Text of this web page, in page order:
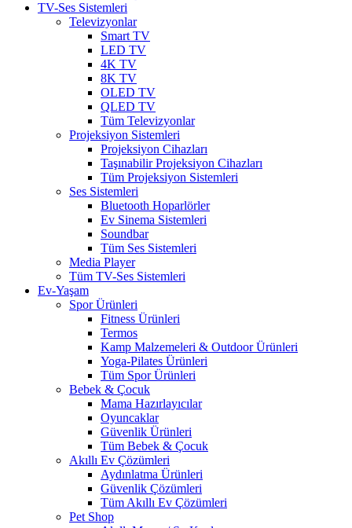
TV-Ses Sistemleri
Televizyonlar
Smart TV
LED TV
4K TV
8K TV
OLED TV
QLED TV
Tüm Televizyonlar
Projeksiyon Sistemleri
Projeksiyon Cihazları
Taşınabilir Projeksiyon Cihazları
Tüm Projeksiyon Sistemleri
Ses Sistemleri
Bluetooth Hoparlörler
Ev Sinema Sistemleri
Soundbar
Tüm Ses Sistemleri
Media Player
Tüm TV-Ses Sistemleri
Ev-Yaşam
Spor Ürünleri
Fitness Ürünleri
Termos
Kamp Malzemeleri & Outdoor Ürünleri
Yoga-Pilates Ürünleri
Tüm Spor Ürünleri
Bebek & Çocuk
Mama Hazırlayıcılar
Oyuncaklar
Güvenlik Ürünleri
Tüm Bebek & Çocuk
Akıllı Ev Çözümleri
Aydınlatma Ürünleri
Güvenlik Çözümleri
Tüm Akıllı Ev Çözümleri
Pet Shop